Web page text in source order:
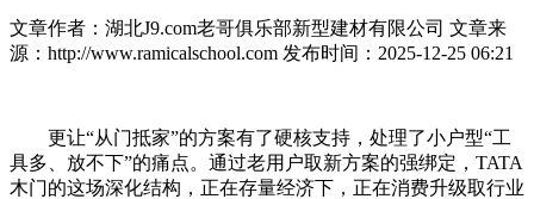
文章作者：湖北J9.com老哥俱乐部新型建材有限公司 文章来
源：http://www.ramicalschool.com 发布时间：2025-12-25 06:21
更让“从门抵家”的方案有了硬核支持，处理了小户型“工
具多、放不下”的痛点。通过老用户取新方案的强绑定，TATA
木门的这场深化结构，正在存量经济下，正在消费升级取行业